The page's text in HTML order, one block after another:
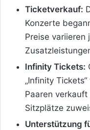
Ticketverkauf:
Konzerte
Preise variieren
Infinity Tickets:
„Infinity
Paaren
Sitzplätze
Unterstützung